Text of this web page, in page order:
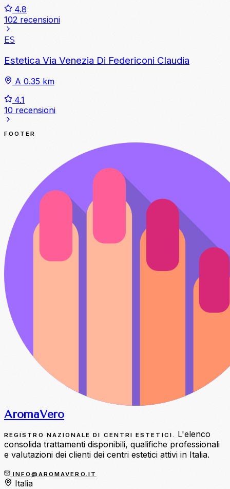
4.8
102 recensioni
ES
Estetica Via Venezia Di Federiconi Claudia
A 0.35 km
4.1
10 recensioni
FOOTER
AromaVero
REGISTRO NAZIONALE DI CENTRI ESTETICI.
L'elenco
consolida trattamenti disponibili, qualifiche professionali
e valutazioni dei clienti dei centri estetici attivi in Italia.
INFO@AROMAVERO.IT
Italia